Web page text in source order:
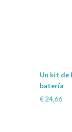
Un kit de
batería
€ 24,66